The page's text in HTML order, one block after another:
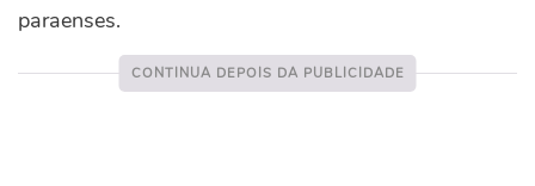
paraenses.